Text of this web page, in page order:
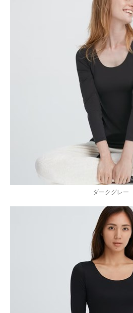
ダークグレー